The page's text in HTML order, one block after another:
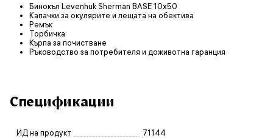
Бинокъл Levenhuk Sherman BASE 10x50
Капачки за окулярите и лещата на обектива
Ремък
Торбичка
Кърпа за почистване
Ръководство за потребителя и доживотна гаранция
Спецификации
ИД на продукт 71144